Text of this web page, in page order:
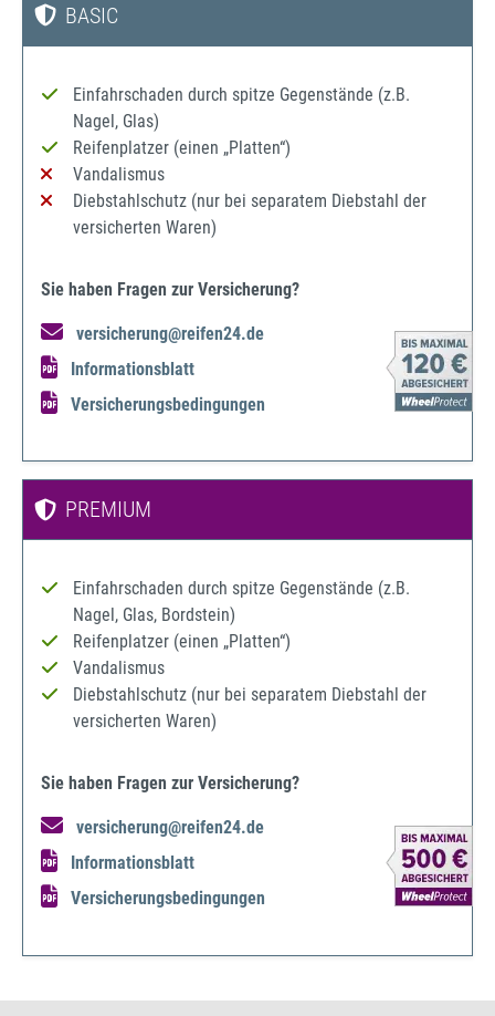
BASIC
Einfahrschaden durch spitze Gegenstände (z.B.
Nagel, Glas)
Reifenplatzer (einen „Platten“)
Vandalismus
Diebstahlschutz (nur bei separatem Diebstahl der
versicherten Waren)
Sie haben Fragen zur Versicherung?
versicherung@reifen24.de
Informationsblatt
Versicherungsbedingungen
PREMIUM
Einfahrschaden durch spitze Gegenstände (z.B.
Nagel, Glas, Bordstein)
Reifenplatzer (einen „Platten“)
Vandalismus
Diebstahlschutz (nur bei separatem Diebstahl der
versicherten Waren)
Sie haben Fragen zur Versicherung?
versicherung@reifen24.de
Informationsblatt
Versicherungsbedingungen